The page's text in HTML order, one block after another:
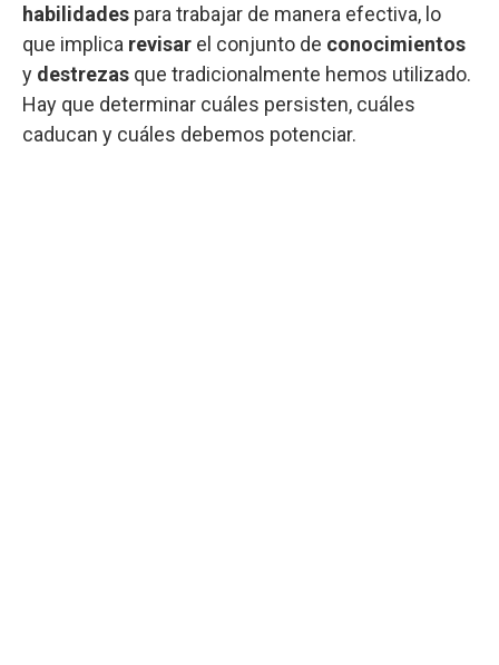
habilidades para trabajar de manera efectiva, lo
que implica revisar el conjunto de conocimientos
y destrezas que tradicionalmente hemos utilizado.
Hay que determinar cuáles persisten, cuáles
caducan y cuáles debemos potenciar.